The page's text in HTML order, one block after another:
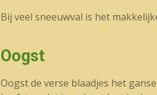
Bij veel sneeuwval is het
Oogst
Oogst de verse blaadjes het